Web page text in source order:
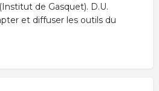
de Gasquet). D.U.
et diffuser les outils du